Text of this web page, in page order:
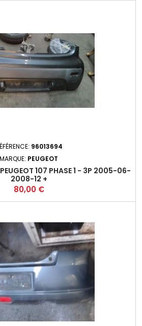
96013694
MARQUE: PEUGEOT
PEUGEOT 107 PHASE 1 - 3P 2005-06-
2008-12 +
Prix
80,00 €